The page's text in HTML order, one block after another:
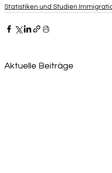
Statistiken und Studien
Aktuelle Beiträge